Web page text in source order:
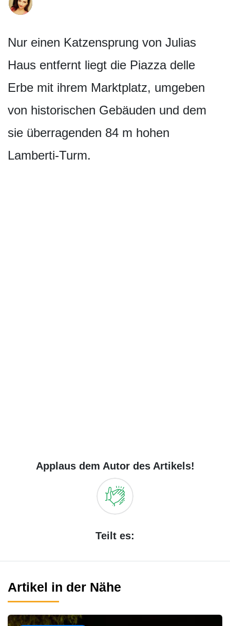
Nur einen Katzensprung von Julias
Haus entfernt liegt die Piazza delle
Erbe mit ihrem Marktplatz, umgeben
von historischen Gebäuden und dem
sie überragenden 84 m hohen
Lamberti-Turm.
Applaus dem Autor des Artikels!
Teilt es:
Artikel in der Nähe